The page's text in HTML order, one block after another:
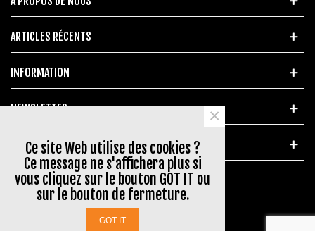
ARTICLES RÉCENTS
INFORMATION
NEWSLETTER
MARQUES POPULAIRES
© 2023 www.aerial-shop.com
Ce site Web utilise des cookies ?
Ce message ne s'affichera plus si
vous cliquez sur le bouton GOT IT ou
sur le bouton de fermeture.
GOT IT
×